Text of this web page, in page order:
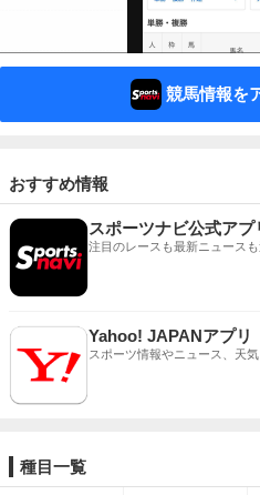
競馬情報を
おすすめ情報
スポーツナビ公式アプ
注目のレースも最新ニュース
Yahoo! JAPANアプリ
スポーツ情報やニュース、天
種目一覧